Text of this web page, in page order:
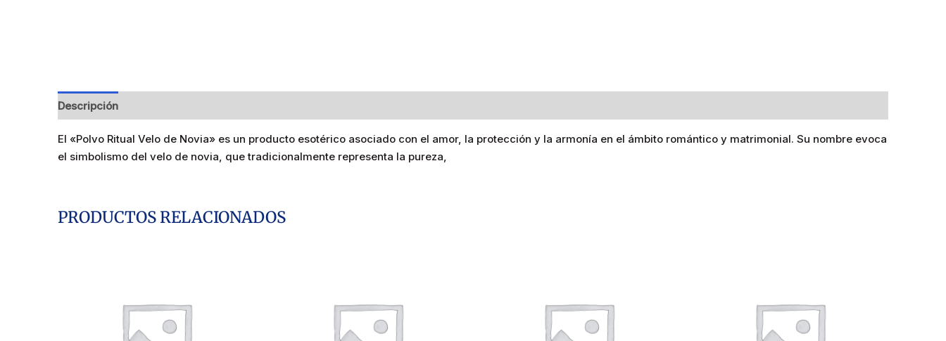
Descripción
El «Polvo Ritual Velo de Novia» es un producto esotérico asociado con el amor, la protección y la armonía en el ámbito romántico y matrimonial. Su nombre evoca
el simbolismo del velo de novia, que tradicionalmente representa la pureza,
PRODUCTOS RELACIONADOS